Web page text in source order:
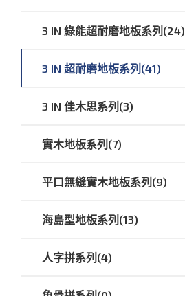
3 IN 綠能超耐磨地板系列(24)
3 IN 超耐磨地板系列(41)
3 IN 佳木思系列(3)
實木地板系列(7)
平口無縫實木地板系列(9)
海島型地板系列(13)
人字拼系列(4)